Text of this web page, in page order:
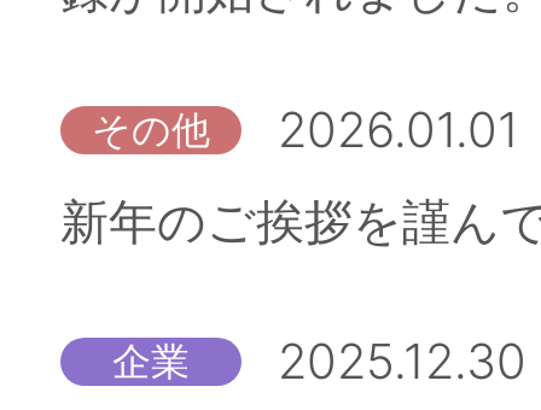
その他
2026.01.01
新年のご挨拶を謹ん
企業
2025.12.30